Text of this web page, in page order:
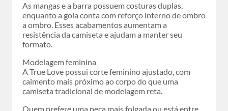
As mangas e a barra possuem costuras duplas,
enquanto a gola conta com reforço interno de ombro
a ombro. Esses acabamentos aumentam a
resistência da camiseta e ajudam a manter seu
formato.
Modelagem feminina
A True Love possui corte feminino ajustado, com
caimento mais próximo ao corpo do que uma
camiseta tradicional de modelagem reta.
Quem prefere uma peça mais folgada ou está entre